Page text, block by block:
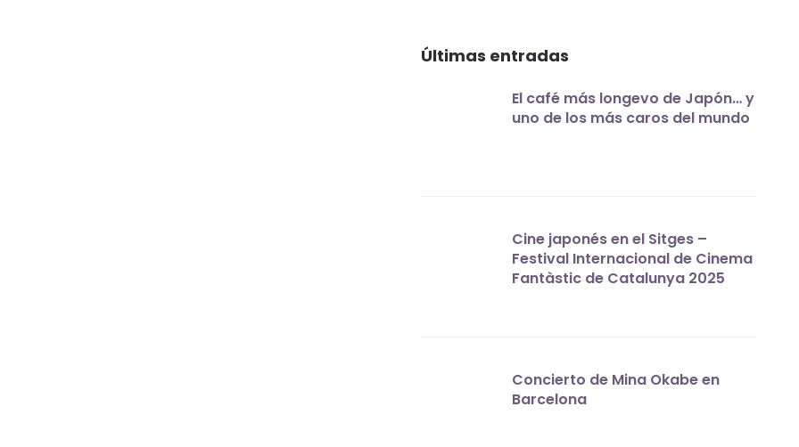
Últimas entradas
El café más longevo de Japón… y
uno de los más caros del mundo
Cine japonés en el Sitges –
Festival Internacional de Cinema
Fantàstic de Catalunya 2025
Concierto de Mina Okabe en
Barcelona